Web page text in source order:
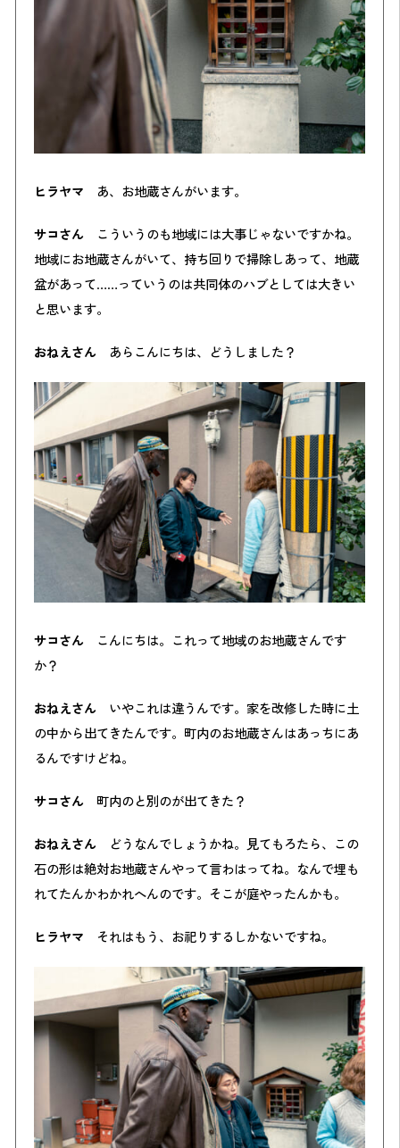
ヒラヤマ あ、お地蔵さんがいます。
サコさん こういうのも地域には大事じゃないですかね。
地域にお地蔵さんがいて、持ち回りで掃除しあって、地蔵
盆があって……っていうのは共同体のハブとしては大きい
と思います。
おねえさん あらこんにちは、どうしました？
サコさん こんにちは。これって地域のお地蔵さんです
か？
おねえさん いやこれは違うんです。家を改修した時に土
の中から出てきたんです。町内のお地蔵さんはあっちにあ
るんですけどね。
サコさん 町内のと別のが出てきた？
おねえさん どうなんでしょうかね。見てもろたら、この
石の形は絶対お地蔵さんやって言わはってね。なんで埋も
れてたんかわかれへんのです。そこが庭やったんかも。
ヒラヤマ それはもう、お祀りするしかないですね。